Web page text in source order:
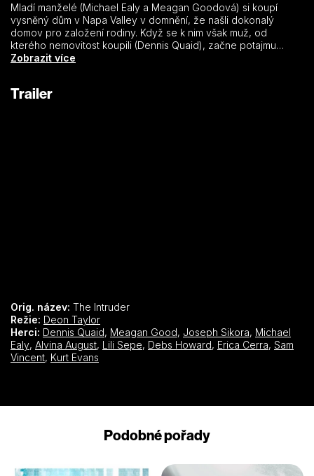
Mladí manželé (Michael Ealy a Meagan Goodová) si koupí
vysněný dům v Napa Valley v domnění, že našli dokonalý
domov pro založení rodiny. Když se k nim však muž, od
kterého nemovitost koupili (Dennis Quaid), začne potajmu
vkrádat a narušovat jim život, pojmou podezření, že se za
Zobrazit více
Trailer
Orig. název: The Intruder
Režie: Deon Taylor
Herci: Dennis Quaid, Meagan Good, Joseph Sikora, Michael
Ealy, Alvina August, Lili Sepe, Debs Howard, Erica Cerra, Sam
Vincent, Kurt Evans
Podobné pořady